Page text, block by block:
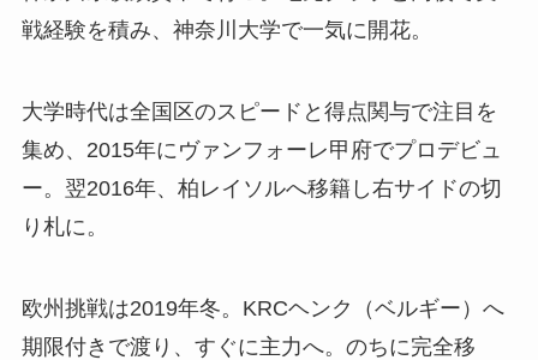
戦経験を積み、神奈川大学で一気に開花。
大学時代は全国区のスピードと得点関与で注目を
集め、2015年にヴァンフォーレ甲府でプロデビュ
ー。翌2016年、柏レイソルへ移籍し右サイドの切
り札に。
欧州挑戦は2019年冬。KRCヘンク（ベルギー）へ
期限付きで渡り、すぐに主力へ。のちに完全移